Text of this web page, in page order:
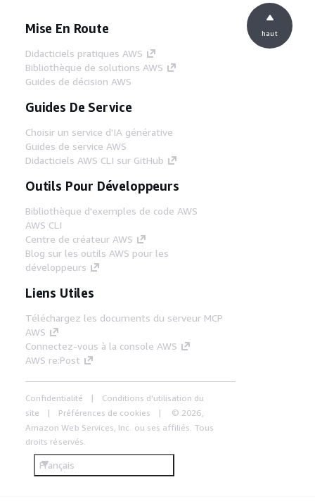
Mise En Route
Didacticiels pratiques AWS
Bibliothèque de solutions AWS
Guides de décision AWS
Guides De Service
Choisir un service d'IA générative
Guides de service AWS
Didacticiels AWS CLI sur GitHub
Outils Pour Développeurs
Bibliothèque d'exemples de code AWS
AWS CLI
Centre de créateur AWS
Blog sur les outils AWS pour les
développeurs
Liens Utiles
Téléchargez les documents du serveur MCP
AWS
Connectez-vous à la console AWS
AWS re:Post
Confidentialité
Conditions d'utilisation du
site
Préférences de cookies
© 2026,
Amazon Web Services, Inc. ou ses affiliés. Tous
droits réservés.
Français
haut